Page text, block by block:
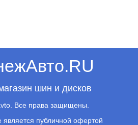
шин и дисков
Все права защищены.
публичной офертой